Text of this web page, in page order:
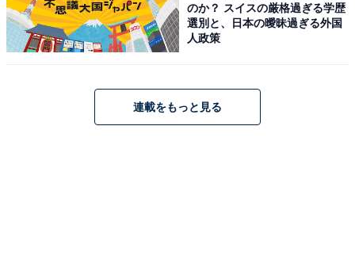
のこと。健康意識の高さがうかがえますね。好奇心が有
り余る人はぜひ食べてみてください。
のか？ スイスの厳格過ぎる学歴
選別と、日本の曖昧過ぎる外国
人政策
連載をもっと見る